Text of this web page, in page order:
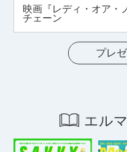
映画『レディ・オア・
チェーン
プレ
エル